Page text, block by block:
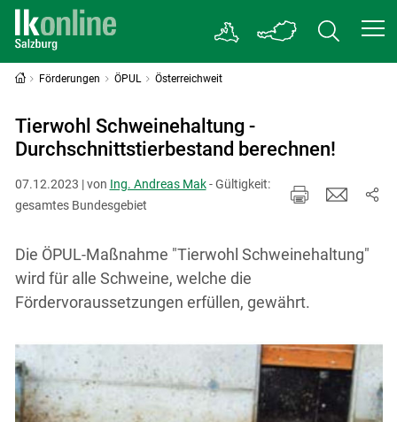
Förderungen ÖPUL Österreichweit
Tierwohl Schweinehaltung -
Durchschnittstierbestand berechnen!
07.12.2023 | von Ing. Andreas Mak- Gültigkeit:
gesamtes Bundesgebiet
Die ÖPUL-Maßnahme "Tierwohl Schweinehaltung"
wird für alle Schweine, welche die
Fördervoraussetzungen erfüllen, gewährt.